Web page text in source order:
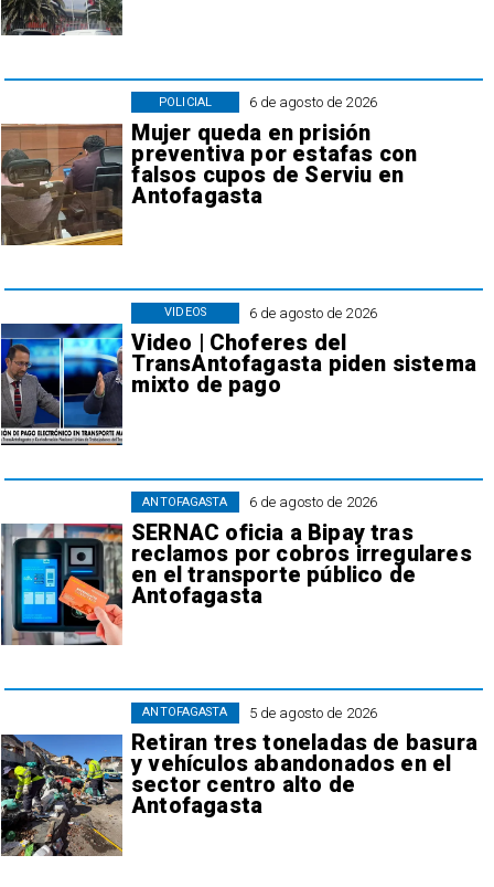
6 de agosto de 2026
Mujer queda en prisión
preventiva por estafas con
falsos cupos de Serviu en
Antofagasta
POLICIAL
6 de agosto de 2026
Video | Choferes del
TransAntofagasta piden sistema
mixto de pago
VIDEOS
6 de agosto de 2026
SERNAC oficia a Bipay tras
reclamos por cobros irregulares
en el transporte público de
Antofagasta
ANTOFAGASTA
5 de agosto de 2026
Retiran tres toneladas de basura
y vehículos abandonados en el
sector centro alto de
Antofagasta
ANTOFAGASTA